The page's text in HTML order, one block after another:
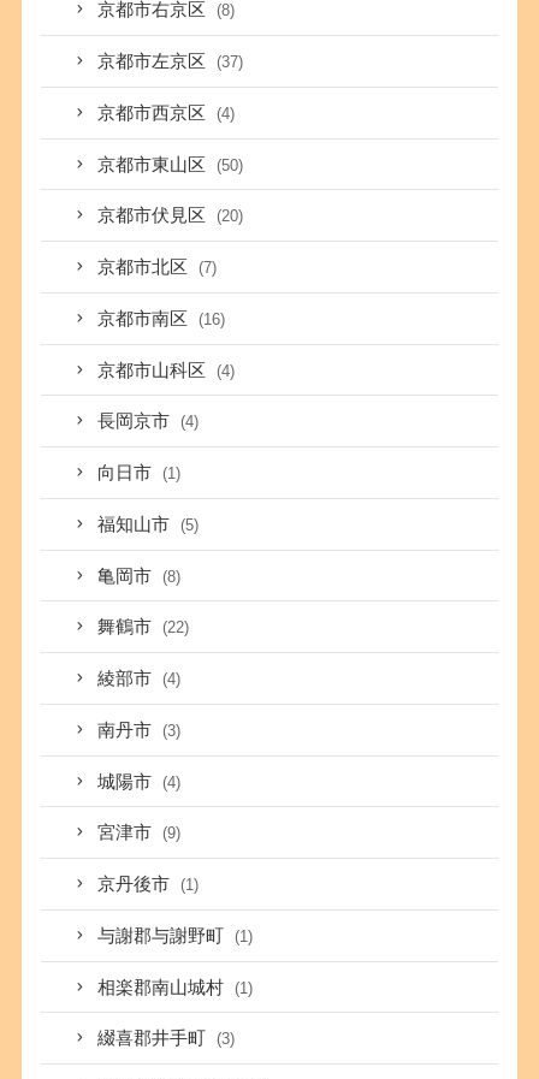
京都市右京区 (8)
京都市左京区 (37)
京都市西京区 (4)
京都市東山区 (50)
京都市伏見区 (20)
京都市北区 (7)
京都市南区 (16)
京都市山科区 (4)
長岡京市 (4)
向日市 (1)
福知山市 (5)
亀岡市 (8)
舞鶴市 (22)
綾部市 (4)
南丹市 (3)
城陽市 (4)
宮津市 (9)
京丹後市 (1)
与謝郡与謝野町 (1)
相楽郡南山城村 (1)
綴喜郡井手町 (3)